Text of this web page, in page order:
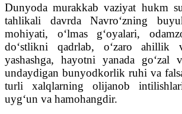
Dunyoda murakkab vaziyat hukm
tahlikali davrda Navro‘zning
mohiyati, o‘lmas g‘oyalari,
do‘stlikni qadrlab, o‘zaro ahillik
yashashga, hayotni yanada go‘zal
undaydigan bunyodkorlik ruhi va
turli xalqlarning olijanob
uyg‘un va hamohangdir.